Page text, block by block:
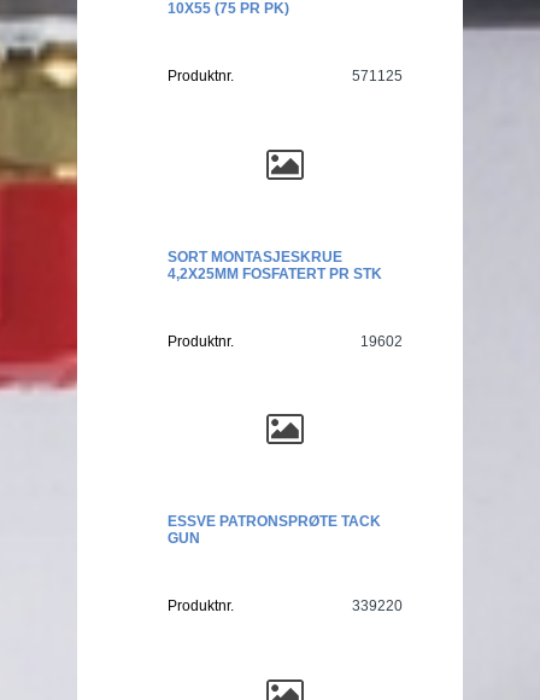
10X55 (75 PR PK)
Produktnr. 571125
SORT MONTASJESKRUE
4,2X25MM FOSFATERT PR STK
Produktnr. 19602
ESSVE PATRONSPRØTE TACK
GUN
Produktnr. 339220